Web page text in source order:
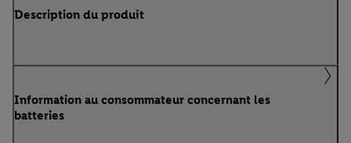
Description du produit
Information au consommateur concernant les
batteries